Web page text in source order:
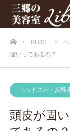
ホームBLOG
違いってあるの？
ヘッドスパ・炭酸
頭皮が固